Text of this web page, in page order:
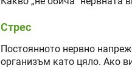
Стрес
Постоянното нервно
организъм като цяло. Ако